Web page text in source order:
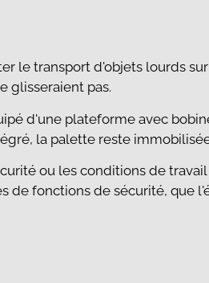
le transport d'objets lourds
glisseraient pas.
d'une plateforme avec
la palette reste
ou les conditions de
de fonctions de sécurité, que